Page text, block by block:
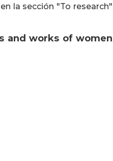
la sección "To research"
and works of women